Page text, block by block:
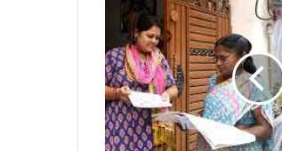
o
o
k
e
r
A
p
p
i
n
k